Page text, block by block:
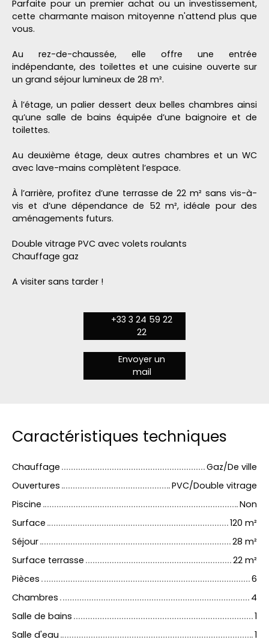
Parfaite pour un premier achat ou un investissement,
cette charmante maison mitoyenne n'attend plus que
vous.
Au rez-de-chaussée, elle offre une entrée
indépendante, des toilettes et une cuisine ouverte sur
un grand séjour lumineux de 28 m².
À l’étage, un palier dessert deux belles chambres ainsi
qu’une salle de bains équipée d’une baignoire et de
toilettes.
Au deuxième étage, deux autres chambres et un WC
avec lave-mains complètent l’espace.
À l’arrière, profitez d’une terrasse de 22 m² sans vis-à-
vis et d’une dépendance de 52 m², idéale pour des
aménagements futurs.
Double vitrage PVC avec volets roulants
Chauffage gaz
A visiter sans tarder !
+33 3 24 59 22
22
Envoyer un
mail
Caractéristiques techniques
Chauffage
Gaz/De ville
Ouvertures
PVC/Double vitrage
Piscine
Non
Surface
120 m²
Séjour
28 m²
Surface terrasse
22 m²
Pièces
6
Chambres
4
Salle de bains
1
Salle d'eau
1